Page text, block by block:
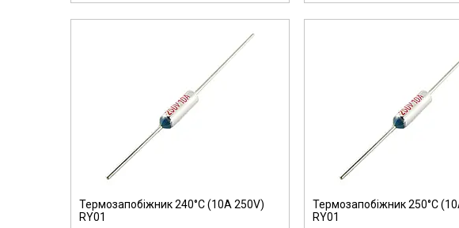
Термозапобіжник 240°C (10А 250V)
RY01
Термозапобіжник 250°C
RY01